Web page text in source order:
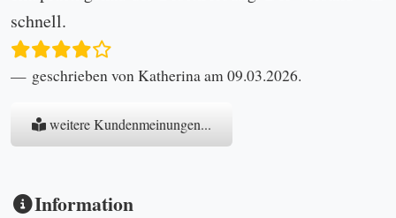
schnell.
geschrieben von Katherina am 09.03.2026.
weitere Kundenmeinungen...
Information